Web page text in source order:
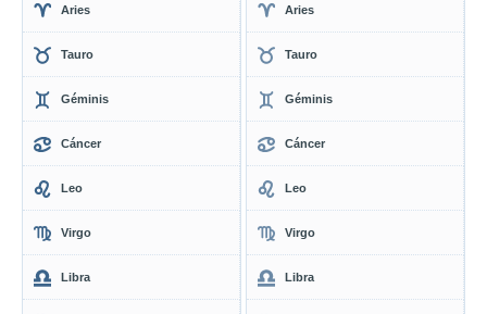
Aries
Tauro
Géminis
Cáncer
Leo
Virgo
Libra
Aries
Tauro
Géminis
Cáncer
Leo
Virgo
Libra